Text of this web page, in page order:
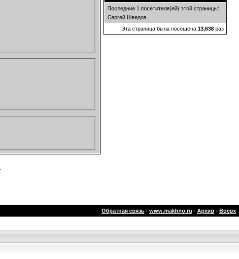
Последние 1 посетителя(ей) этой страницы:
Сергей Шведов
Эта страница была посещена 13,638 раз
Обратная связь - www.makhno.ru - Архив - Вверх